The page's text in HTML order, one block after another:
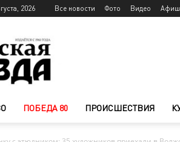
2026 Все новости Фото Видео
ПОБЕДА 80 ПРОИСШЕСТВИЯ